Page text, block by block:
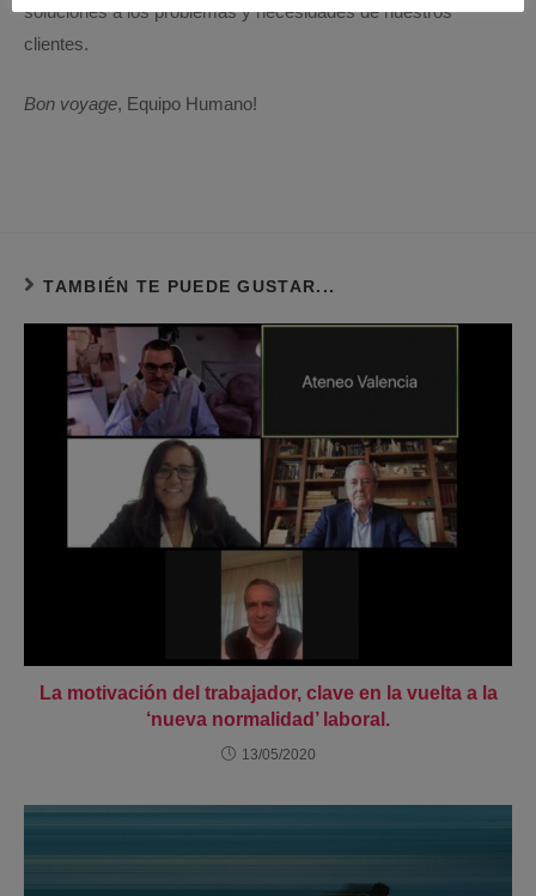
soluciones a los problemas y necesidades de nuestros
clientes.
Bon voyage, Equipo Humano!
TAMBIÉN TE PUEDE GUSTAR...
La motivación del trabajador, clave en la vuelta a la
‘nueva normalidad’ laboral.
13/05/2020